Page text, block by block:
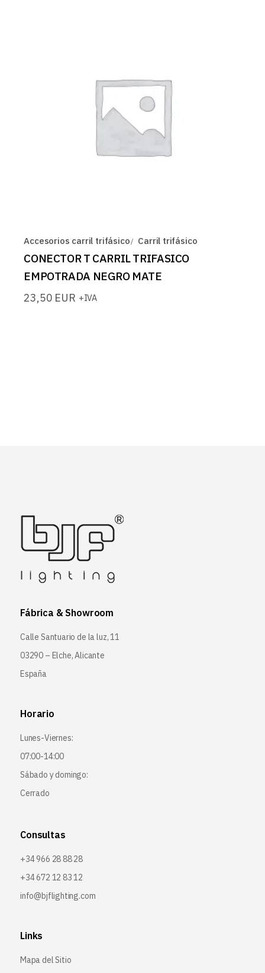
Accesorios carril trifásico Carril trifásico
CONECTOR T CARRIL TRIFASICO
EMPOTRADA NEGRO MATE
23,50 EUR +IVA
Fábrica & Showroom
Calle Santuario de la luz, 11
03290 – Elche, Alicante
España
Horario
Lunes-Viernes:
07:00-14:00
Sábado y domingo:
Cerrado
Consultas
+34 966 28 88 28
+34 672 12 83 12
info@bjflighting.com
Links
Mapa del Sitio